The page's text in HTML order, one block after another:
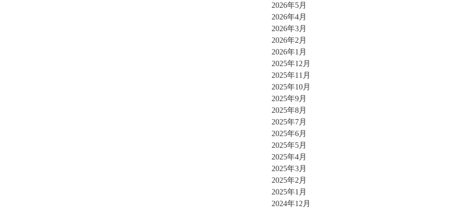
2026年5月
2026年4月
2026年3月
2026年2月
2026年1月
2025年12月
2025年11月
2025年10月
2025年9月
2025年8月
2025年7月
2025年6月
2025年5月
2025年4月
2025年3月
2025年2月
2025年1月
2024年12月